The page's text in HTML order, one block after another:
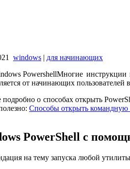
windows | для начинающих
Многие инструкции
от начинающих пользователей
подробно о способах открыть
Способы открыть командную
PowerShell с
на тему запуска любой